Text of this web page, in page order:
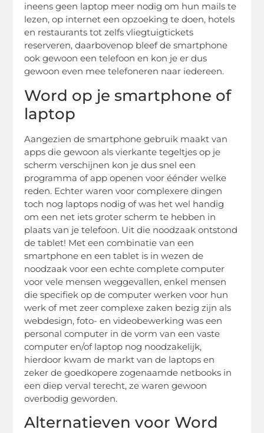
ineens geen laptop meer nodig om hun mails te
lezen, op internet een opzoeking te doen, hotels
en restaurants tot zelfs vliegtuigtickets
reserveren, daarbovenop bleef de smartphone
ook gewoon een telefoon en kon je er dus
gewoon even mee telefoneren naar iedereen.
Word op je smartphone of
laptop
Aangezien de smartphone gebruik maakt van
apps die gewoon als vierkante tegeltjes op je
scherm verschijnen kon je dus snel een
programma of app openen voor éénder welke
reden. Echter waren voor complexere dingen
toch nog laptops nodig of was het wel handig
om een net iets groter scherm te hebben in
plaats van je telefoon. Uit die noodzaak ontstond
de tablet! Met een combinatie van een
smartphone en een tablet is in wezen de
noodzaak voor een echte complete computer
voor vele mensen weggevallen, enkel mensen
die specifiek op de computer werken voor hun
werk of met zeer complexe zaken bezig zijn als
webdesign, foto- en videobewerking was een
personal computer in de vorm van een vaste
computer en/of laptop nog noodzakelijk,
hierdoor kwam de markt van de laptops en
zeker de goedkopere zogenaamde netbooks in
een diep verval terecht, ze waren gewoon
overbodig geworden.
Alternatieven voor Word